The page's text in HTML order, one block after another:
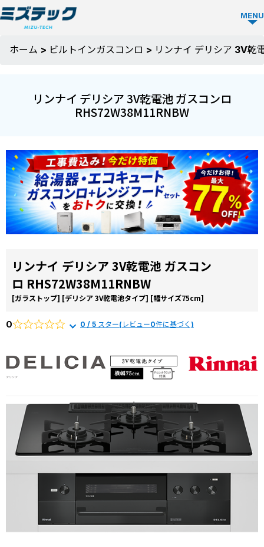
MENU
ガス
TOP
テッ
クの
強み
選ば
理由
施工
お役
コラ
ム
よく
質問
ホーム > ビルトインガスコンロ > リンナイ デリシア 3V乾
リンナイ デリシア 3V乾電池 ガスコンロ
RHS72W38M11RNBW
リンナイ デリシア 3V乾電池 ガスコン
ロ RHS72W38M11RNBW
[ガラストップ] [デリシア 3V乾電池タイプ] [幅サイズ75cm]
0 0 / 5 スター(レビュー0件に基づく)